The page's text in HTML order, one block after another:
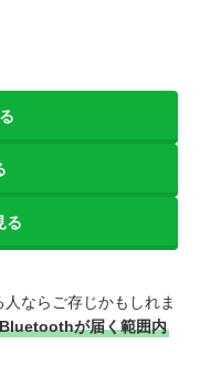
る
ならご存じかもしれま
Bluetoothが届く範囲内